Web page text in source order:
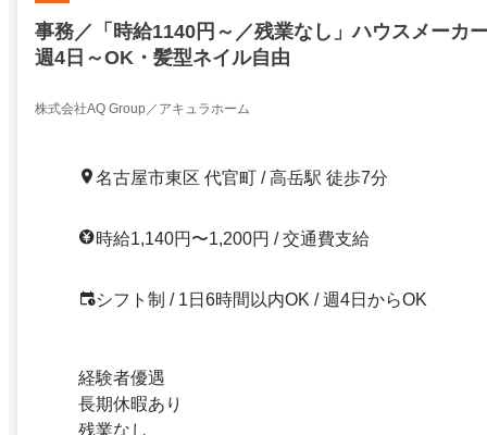
事務／「時給1140円～／残業なし」ハウスメーカ
週4日～OK・髪型ネイル自由
株式会社AQ Group／アキュラホーム
名古屋市東区 代官町 / 高岳駅 徒歩7分
時給1,140円〜1,200円 / 交通費支給
シフト制 / 1日6時間以内OK / 週4日からOK
経験者優遇
長期休暇あり
残業なし